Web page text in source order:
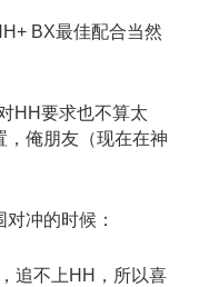
BX最佳配合当然
要求也不算太
，俺朋友（现在在神
冲的时候：
不上HH，所以喜